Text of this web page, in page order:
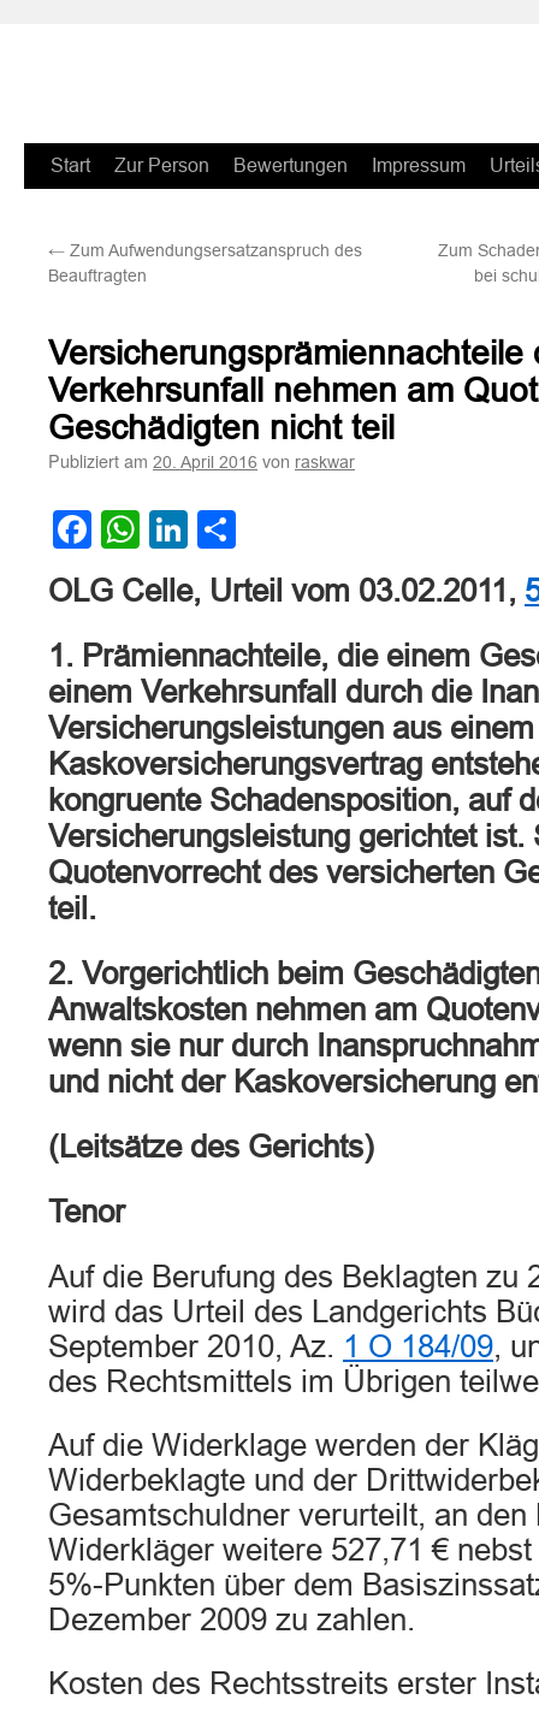
Zum
springen
Start Zur Person Bewertungen Impressum
← Zum Aufwendungsersatzanspruch des
Beauftragten
Zum
bei
Versicherungsprämiennachteile
Verkehrsunfall nehmen am
Geschädigten nicht teil
Publiziert am 20. April 2016 von raskwar
Facebook
WhatsApp
LinkedIn
OLG Celle, Urteil vom 03.02.2011,
1. Prämiennachteile, die einem
einem Verkehrsunfall durch die
Versicherungsleistungen aus einem
Kaskoversicherungsvertrag
kongruente Schadensposition, auf
Versicherungsleistung gerichtet ist.
Quotenvorrecht des versicherten
teil.
2. Vorgerichtlich beim
Anwaltskosten nehmen am
wenn sie nur durch
und nicht der Kaskoversicherung
(Leitsätze des Gerichts)
Tenor
Auf die Berufung des Beklagten zu
wird das Urteil des Landgerichts
September 2010, Az. 1 O 184/09,
des Rechtsmittels im Übrigen
Auf die Widerklage werden der
Widerbeklagte und der
Gesamtschuldner verurteilt, an den
Widerkläger weitere 527,71 €
5%-Punkten über dem
Dezember 2009 zu zahlen.
Kosten des Rechtsstreits erster